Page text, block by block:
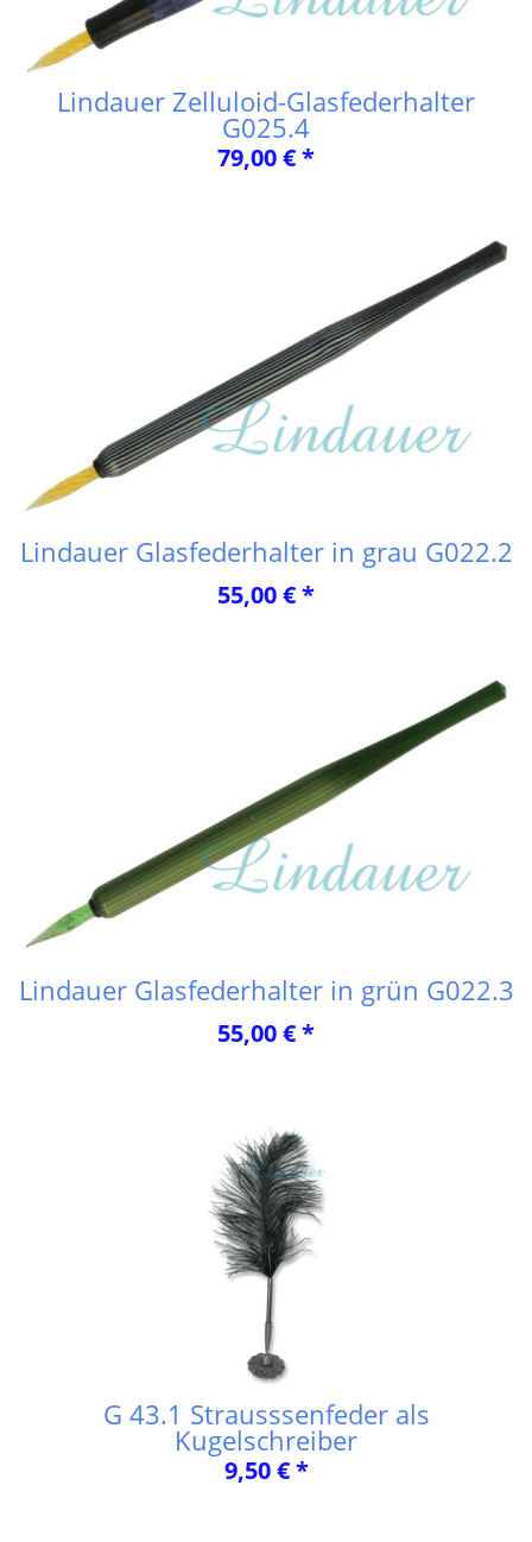
Lindauer Zelluloid-Glasfederhalter
G025.4
79,00 € *
Lindauer Glasfederhalter in grau G022.2
55,00 € *
Lindauer Glasfederhalter in grün G022.3
55,00 € *
G 43.1 Strausssenfeder als
Kugelschreiber
9,50 € *